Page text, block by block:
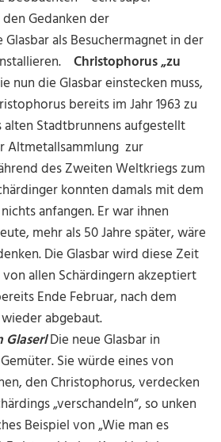
Gedanken der
als Besuchermagnet in der
Christophorus „zu
nun die Glasbar einstecken muss,
bereits im Jahr 1963 zu
alten Stadtbrunnens aufgestellt
Altmetallsammlung zur
des Zweiten Weltkriegs zum
konnten damals mit dem
anfangen. Er war ihnen
mehr als 50 Jahre später, wäre
Die Glasbar wird diese Zeit
allen Schärdingern akzeptiert
Ende Februar, nach dem
abgebaut.
GlaserlDie neue Glasbar in
Sie würde eines von
den Christophorus, verdecken
„verschandeln“, so unken
Beispiel von „Wie man es